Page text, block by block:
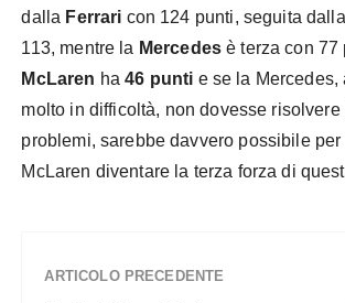
dalla Ferrari con 124 punti, seguita dalla
113, mentre la Mercedesè terza con 77
McLaren ha46 punti e se la Mercedes,
molto in difficoltà, non dovesse risolvere
problemi, sarebbe davvero possibile per
McLaren diventare la terza forza di
ARTICOLO PRECEDENTE